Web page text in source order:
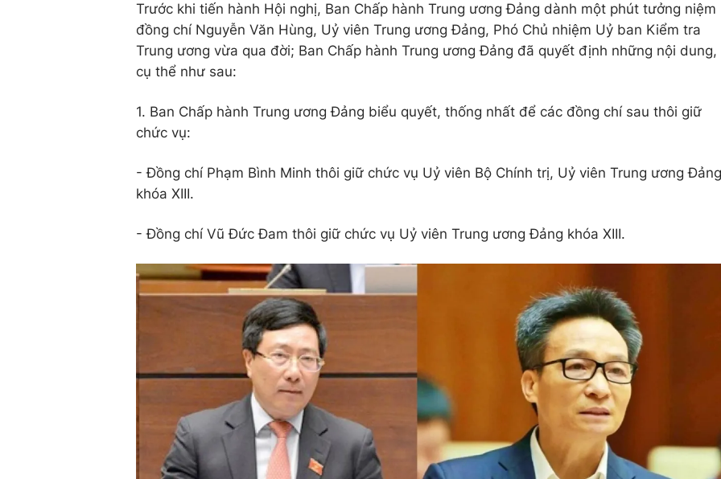
Trước khi tiến hành Hội nghị, Ban Chấp hành Trung ương Đảng dành một phút tưởng niệm
đồng chí Nguyễn Văn Hùng, Uỷ viên Trung ương Đảng, Phó Chủ nhiệm Uỷ ban Kiểm tra
Trung ương vừa qua đời; Ban Chấp hành Trung ương Đảng đã quyết định những nội dung,
cụ thể như sau:
1. Ban Chấp hành Trung ương Đảng biểu quyết, thống nhất để các đồng chí sau thôi giữ
chức vụ:
- Đồng chí Phạm Bình Minh thôi giữ chức vụ Uỷ viên Bộ Chính trị, Uỷ viên Trung ương Đảng
khóa XIII.
- Đồng chí Vũ Đức Đam thôi giữ chức vụ Uỷ viên Trung ương Đảng khóa XIII.